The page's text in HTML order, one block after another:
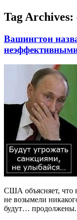
Tag Archives:
Вашингтон
США объясняет, что
не возымели
будут…